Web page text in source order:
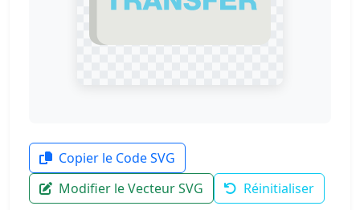
Copier le Code SVG
Modifier le Vecteur SVG
Réinitialiser